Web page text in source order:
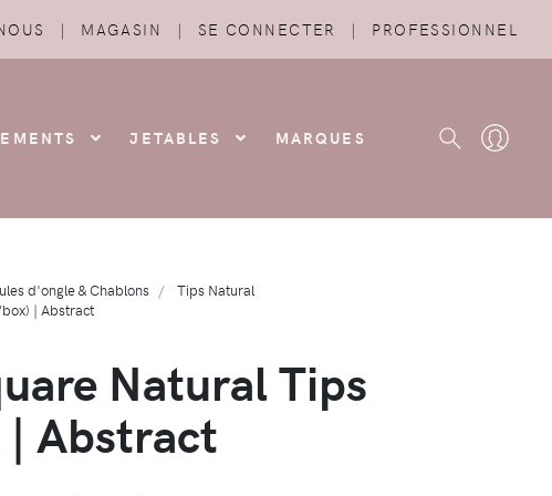
| MAGASIN | SE CONNECTER | PROFESSIONNEL
JETABLES MARQUES
d'ongle & Chablons
Tips Natural
| Abstract
Natural Tips
Abstract